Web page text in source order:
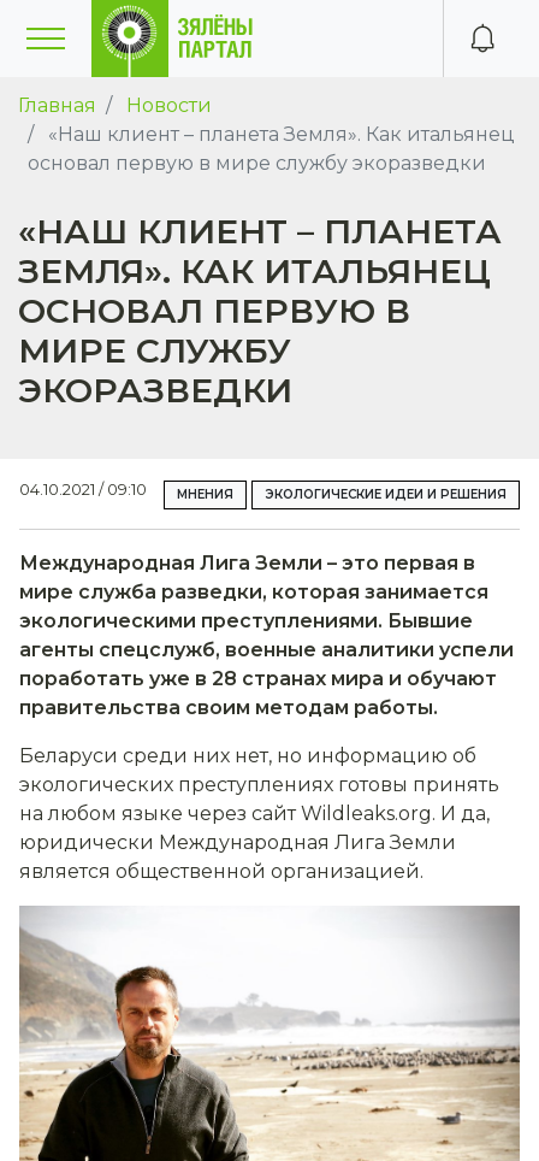
Главная
Новости
«Наш клиент – планета Земля». Как итальянец
основал первую в мире службу экоразведки
«НАШ КЛИЕНТ – ПЛАНЕТА
ЗЕМЛЯ». КАК ИТАЛЬЯНЕЦ
ОСНОВАЛ ПЕРВУЮ В
МИРЕ СЛУЖБУ
ЭКОРАЗВЕДКИ
04.10.2021 / 09:10 МНЕНИЯ ЭКОЛОГИЧЕСКИЕ ИДЕИ И РЕШЕНИЯ
Международная Лига Земли – это первая в
мире служба разведки, которая занимается
экологическими преступлениями. Бывшие
агенты спецслужб, военные аналитики успели
поработать уже в 28 странах мира и обучают
правительства своим методам работы.
Беларуси среди них нет, но информацию об
экологических преступлениях готовы принять
на любом языке через сайтWildleaks.org. И да,
юридически Международная Лига Земли
является общественной организацией.